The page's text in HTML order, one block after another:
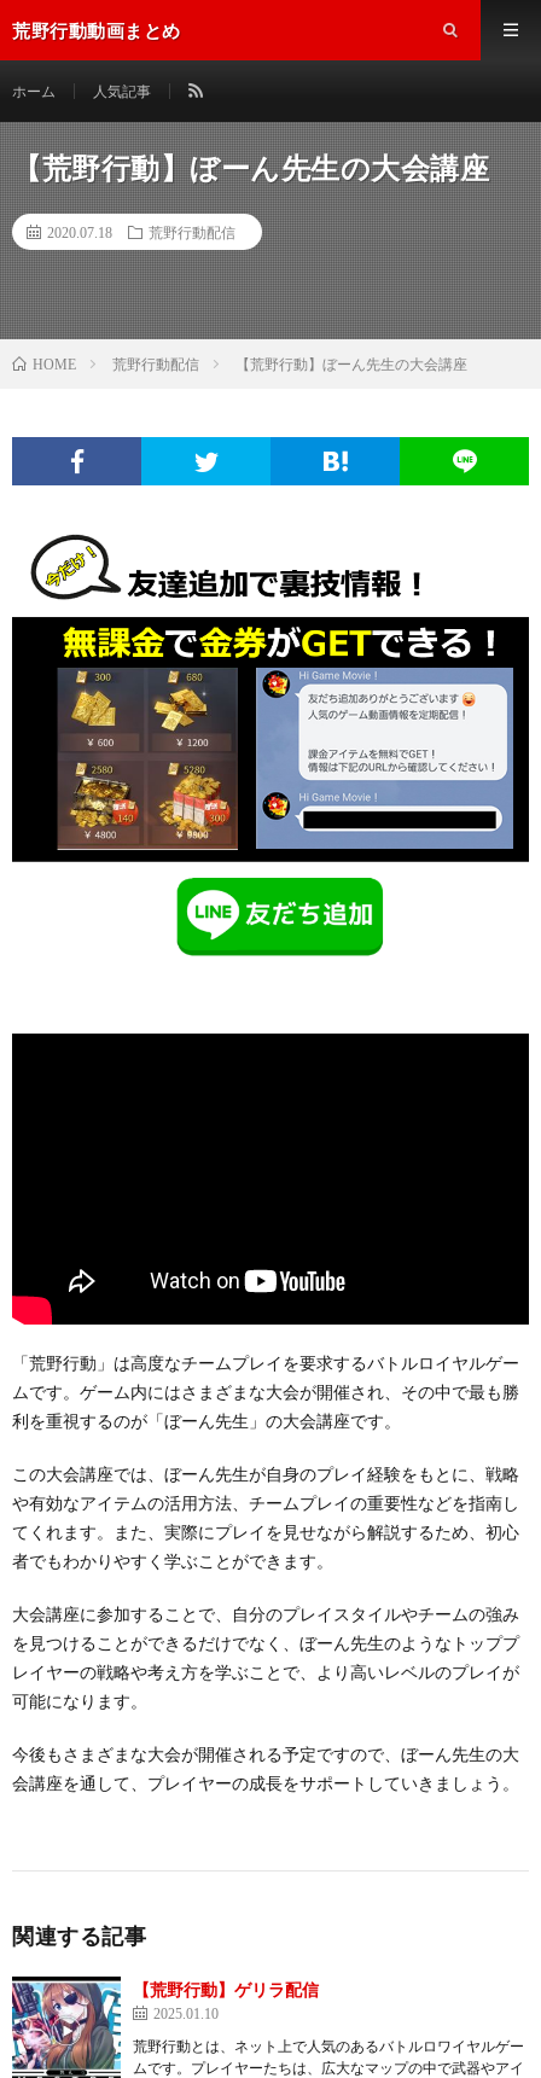
荒野行動動画まとめ
ホーム 人気記事
【荒野行動】ぼーん先生の大会講座
2020.07.18 荒野行動配信
HOME 荒野行動配信 【荒野行動】ぼーん先生の大会講座
「荒野行動」は高度なチームプレイを要求するバトルロイヤルゲー
ムです。ゲーム内にはさまざまな大会が開催され、その中で最も勝
利を重視するのが「ぼーん先生」の大会講座です。
この大会講座では、ぼーん先生が自身のプレイ経験をもとに、戦略
や有効なアイテムの活用方法、チームプレイの重要性などを指南し
てくれます。また、実際にプレイを見せながら解説するため、初心
者でもわかりやすく学ぶことができます。
大会講座に参加することで、自分のプレイスタイルやチームの強み
を見つけることができるだけでなく、ぼーん先生のようなトッププ
レイヤーの戦略や考え方を学ぶことで、より高いレベルのプレイが
可能になります。
今後もさまざまな大会が開催される予定ですので、ぼーん先生の大
会講座を通して、プレイヤーの成長をサポートしていきましょう。
関連する記事
【荒野行動】ゲリラ配信
2025.01.10
荒野行動とは、ネット上で人気のあるバトルロワイヤルゲー
ムです。プレイヤーたちは、広大なマップの中で武器やアイ